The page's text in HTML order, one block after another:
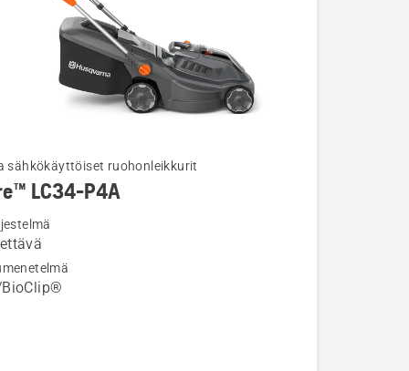
sähkökäyttöiset ruohonleikkurit
LC34-P4A